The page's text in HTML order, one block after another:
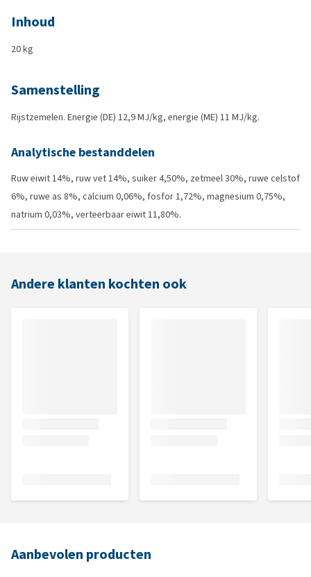
Inhoud
20 kg
Samenstelling
Rijstzemelen. Energie (DE) 12,9 MJ/kg, energie (ME) 11 MJ/kg.
Analytische bestanddelen
Ruw eiwit 14%, ruw vet 14%, suiker 4,50%, zetmeel 30%, ruwe celstof
6%, ruwe as 8%, calcium 0,06%, fosfor 1,72%, magnesium 0,75%,
natrium 0,03%, verteerbaar eiwit 11,80%.
Andere klanten kochten ook
Aanbevolen producten